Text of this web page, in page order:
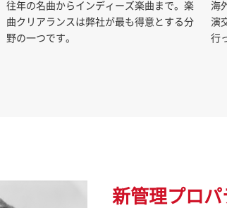
往年の名曲からインディーズ楽曲まで。楽
曲クリアランスは弊社が最も得意とする分
野の一つです。
海
演
行
新管理プロパ